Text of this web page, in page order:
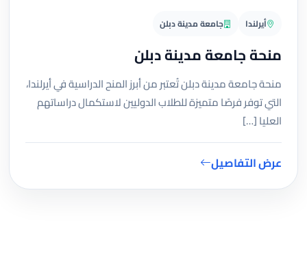
أيرلندا جامعة مدينة دبلن
منحة جامعة مدينة دبلن
منحة جامعة مدينة دبلن تُعتبر من أبرز المنح الدراسية في أيرلندا،
التي توفر فرصًا متميزة للطلاب الدوليين لاستكمال دراساتهم
العليا […]
عرض التفاصيل